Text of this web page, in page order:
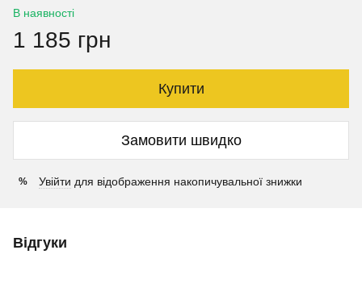
В наявності
1 185 грн
Купити
Замовити швидко
% Увійти для відображення накопичувальної знижки
Відгуки